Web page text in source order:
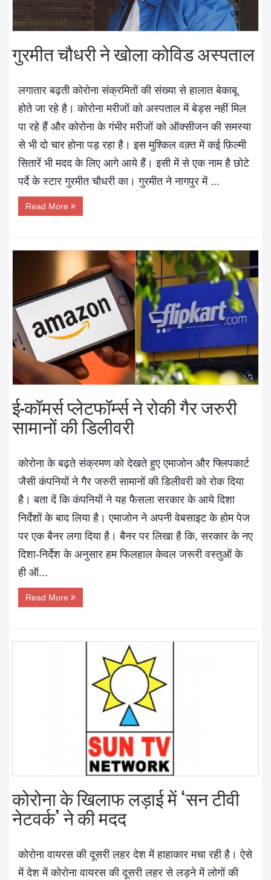
गुरमीत चौधरी ने खोला कोविड अस्पताल
लगातार बढ़ती कोरोना संक्रमितों की संख्या से हालात बेकाबू
होते जा रहे है। कोरोना मरीजों को अस्पताल में बेड्स नहीं मिल
पा रहे हैं और कोरोना के गंभीर मरीजों को ऑक्सीजन की समस्या
से भी दो चार होना पड़ रहा है। इस मुश्किल वक़्त में कई फ़िल्मी
सितारें भी मदद के लिए आगे आये हैं। इसी में से एक नाम है छोटे
पर्दे के स्टार गुरमीत चौधरी का। गुरमीत ने नागपुर में ...
Read More
ई-कॉमर्स प्लेटफॉर्म्स ने रोकी गैर जरुरी
सामानों की डिलीवरी
कोरोना के बढ़ते संक्रमण को देखते हुए एमाजोन और फ्लिपकार्ट
जैसी कंपनियों ने गैर जरुरी सामानों की डिलीवरी को रोक दिया
है। बता दें कि कंपनियों ने यह फैसला सरकार के आये दिशा
निर्देशों के बाद लिया है। एमाजोन ने अपनी वेबसाइट के होम पेज
पर एक बैनर लगा दिया है। बैनर पर लिखा है कि, सरकार के नए
दिशा-निर्देश के अनुसार हम फिलहाल केवल जरूरी वस्तुओं के
ही ऑ...
Read More
कोरोना के खिलाफ लड़ाई में ‘सन टीवी
नेटवर्क’ ने की मदद
कोरोना वायरस की दूसरी लहर देश में हाहाकार मचा रही है। ऐसे
में देश में कोरोना वायरस की दूसरी लहर से लड़ने में लोगों की